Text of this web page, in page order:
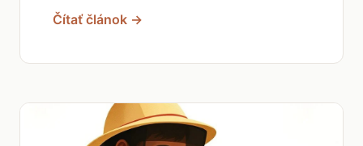
Čítať článok →